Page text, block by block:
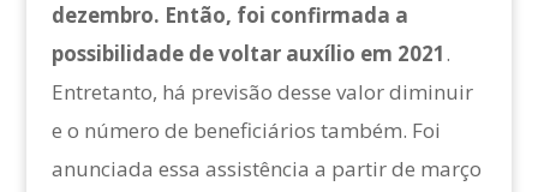
dezembro. Então, foi confirmada a
possibilidade de voltar auxílio em 2021.
Entretanto, há previsão desse valor diminuir
e o número de beneficiários também. Foi
anunciada essa assistência a partir de março